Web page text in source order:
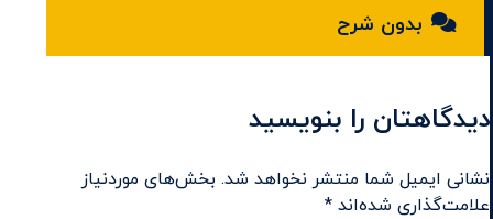
بدون شرح
دیدگاهتان را بنویسید
نشانی ایمیل شما منتشر نخواهد شد. بخش‌های موردنیاز
علامت‌گذاری شده‌اند *